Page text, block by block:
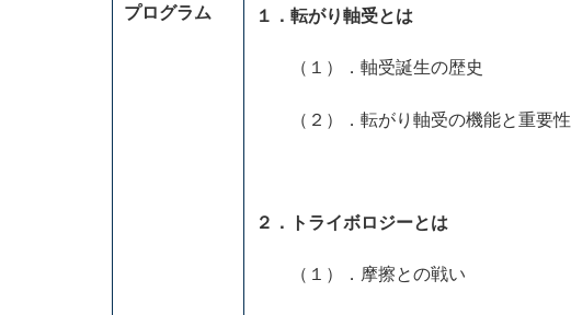
プログラム １．転がり軸受とは
（１）．軸受誕生の歴史
（２）．転がり軸受の機能と重要性
２．トライボロジーとは
（１）．摩擦との戦い